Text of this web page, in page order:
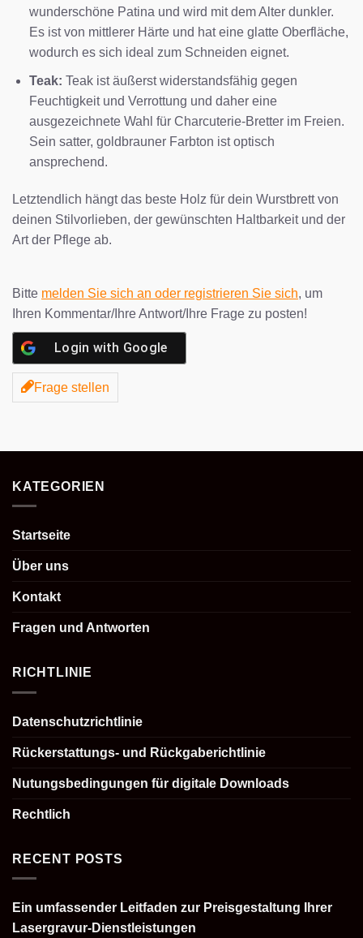
wunderschöne Patina und wird mit dem Alter dunkler.
Es ist von mittlerer Härte und hat eine glatte Oberfläche,
wodurch es sich ideal zum Schneiden eignet.
Teak: Teak ist äußerst widerstandsfähig gegen
Feuchtigkeit und Verrottung und daher eine
ausgezeichnete Wahl für Charcuterie-Bretter im Freien.
Sein satter, goldbrauner Farbton ist optisch
ansprechend.
Letztendlich hängt das beste Holz für dein Wurstbrett von
deinen Stilvorlieben, der gewünschten Haltbarkeit und der
Art der Pflege ab.
Bitte melden Sie sich an oder registrieren Sie sich, um
Ihren Kommentar/Ihre Antwort/Ihre Frage zu posten!
Login with Google
Frage stellen
KATEGORIEN
Startseite
Über uns
Kontakt
Fragen und Antworten
RICHTLINIE
Datenschutzrichtlinie
Rückerstattungs- und Rückgaberichtlinie
Nutungsbedingungen für digitale Downloads
Rechtlich
RECENT POSTS
Ein umfassender Leitfaden zur Preisgestaltung Ihrer
Lasergravur-Dienstleistungen